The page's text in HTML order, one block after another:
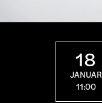
18
JANUAR
11:00